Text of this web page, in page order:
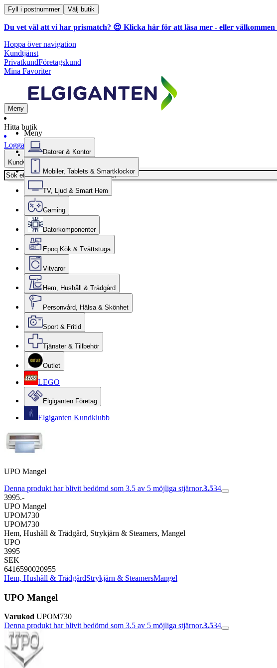
Fyll i postnummer Välj butik
Du vet väl att vi har prismatch? 😍 Klicka här för att läsa mer - eller
Hoppa över navigation
Kundtjänst
PrivatkundFöretagskund
Mina Favoriter
Meny
Hitta butik
Logga in
Kundvagn
Meny
Datorer & Kontor
Mobiler, Tablets & Smartklockor
TV, Ljud & Smart Hem
Gaming
Datorkomponenter
Epoq Kök & Tvättstuga
Vitvaror
Hem, Hushåll & Trädgård
Personvård, Hälsa & Skönhet
Sport & Fritid
Tjänster & Tillbehör
Outlet
LEGO
Elgiganten Företag
Elgiganten Kundklubb
UPO Mangel
Denna produkt har blivit bedömd som 3.5 av 5 möjliga stjärnor.3.534
3995.-
UPO Mangel
UPOM730
UPOM730
Hem, Hushåll & Trädgård, Strykjärn & Steamers, Mangel
UPO
3995
SEK
6416590020955
Hem, Hushåll & TrädgårdStrykjärn & SteamersMangel
UPO Mangel
Varukod UPOM730
Denna produkt har blivit bedömd som 3.5 av 5 möjliga stjärnor.3.534